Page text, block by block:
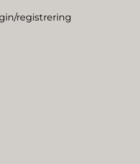
registrering